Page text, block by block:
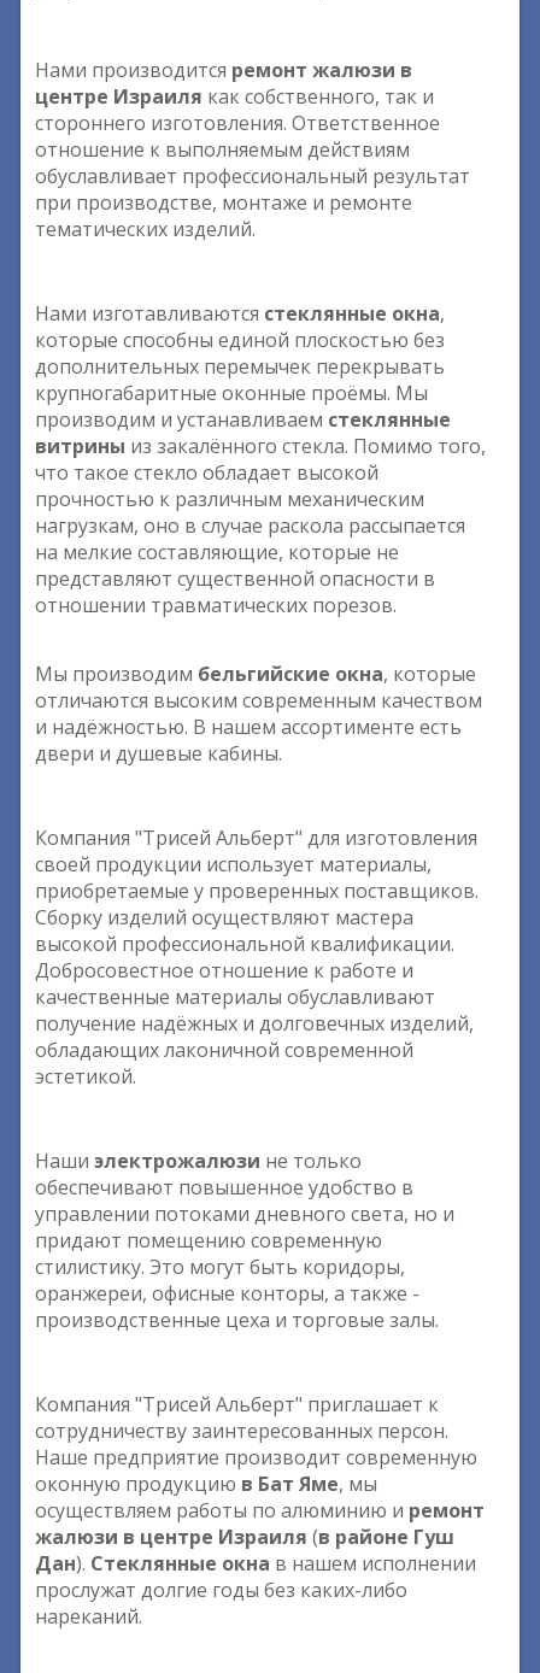
Нами производится ремонт жалюзи в
центре Израиля как собственного, так и
стороннего изготовления. Ответственное
отношение к выполняемым действиям
обуславливает профессиональный результат
при производстве, монтаже и ремонте
тематических изделий.
Нами изготавливаются стеклянные окна,
которые способны единой плоскостью без
дополнительных перемычек перекрывать
крупногабаритные оконные проёмы. Мы
производим и устанавливаем стеклянные
витрины из закалённого стекла. Помимо того,
что такое стекло обладает высокой
прочностью к различным механическим
нагрузкам, оно в случае раскола рассыпается
на мелкие составляющие, которые не
представляют существенной опасности в
отношении травматических порезов.
Мы производим бельгийские окна, которые
отличаются высоким современным качеством
и надёжностью. В нашем ассортименте есть
двери и душевые кабины.
Компания "Трисей Альберт" для изготовления
своей продукции использует материалы,
приобретаемые у проверенных поставщиков.
Сборку изделий осуществляют мастера
высокой профессиональной квалификации.
Добросовестное отношение к работе и
качественные материалы обуславливают
получение надёжных и долговечных изделий,
обладающих лаконичной современной
эстетикой.
Наши электрожалюзи не только
обеспечивают повышенное удобство в
управлении потоками дневного света, но и
придают помещению современную
стилистику. Это могут быть коридоры,
оранжереи, офисные конторы, а также -
производственные цеха и торговые залы.
Компания "Трисей Альберт" приглашает к
сотрудничеству заинтересованных персон.
Наше предприятие производит современную
оконную продукцию в Бат Яме, мы
осуществляем работы по алюминию и ремонт
жалюзи в центре Израиля (в районе Гуш
Дан). Стеклянные окна в нашем исполнении
прослужат долгие годы без каких-либо
нареканий.